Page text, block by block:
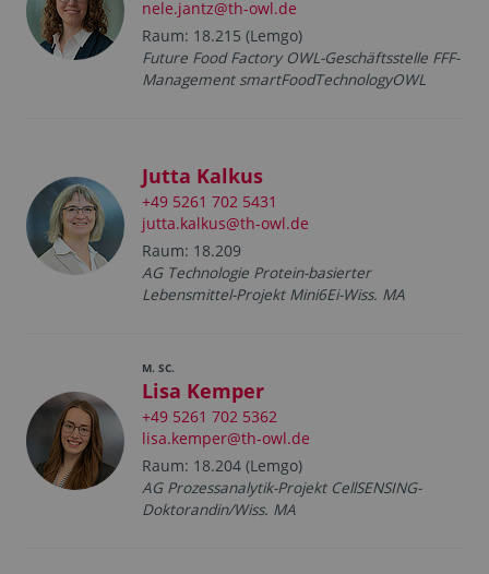
nele.jantz@th-owl.de
Raum: 18.215 (Lemgo)
Future Food Factory OWL-Geschäftsstelle FFF-
Management smartFoodTechnologyOWL
Jutta Kalkus
+49 5261 702 5431
jutta.kalkus@th-owl.de
Raum: 18.209
AG Technologie Protein-basierter
Lebensmittel-Projekt Mini6Ei-Wiss. MA
M. SC.
Lisa Kemper
+49 5261 702 5362
lisa.kemper@th-owl.de
Raum: 18.204 (Lemgo)
AG Prozessanalytik-Projekt CellSENSING-
Doktorandin/Wiss. MA